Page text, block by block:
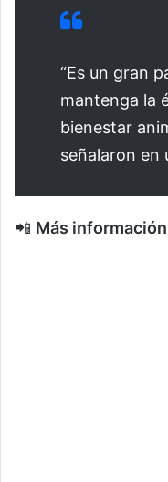
“Es un gran
mantenga la
bienestar
señalaron en
📲 Más